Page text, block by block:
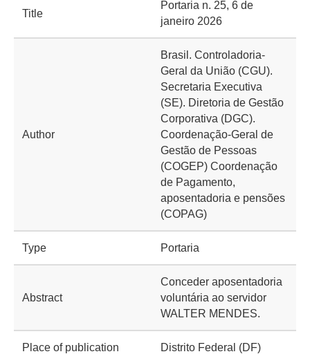
Title
Portaria n. 25, 6 de
janeiro 2026
Author
Brasil. Controladoria-
Geral da União (CGU).
Secretaria Executiva
(SE). Diretoria de Gestão
Corporativa (DGC).
Coordenação-Geral de
Gestão de Pessoas
(COGEP) Coordenação
de Pagamento,
aposentadoria e pensões
(COPAG)
Type Portaria
Abstract
Conceder aposentadoria
voluntária ao servidor
WALTER MENDES.
Place of publication Distrito Federal (DF)